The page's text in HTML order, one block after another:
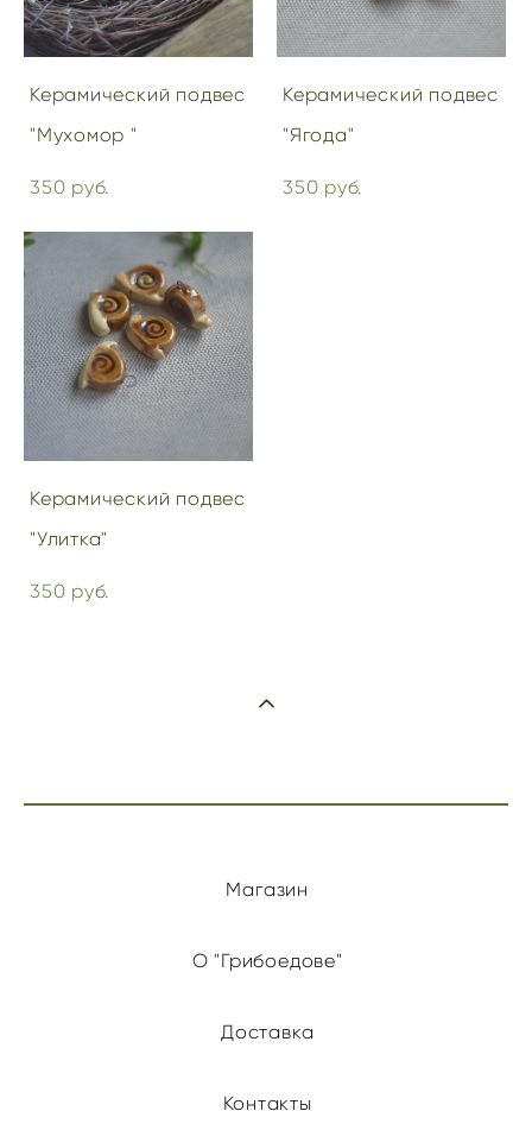
Керамический подвес
"Мухомор "
350 pуб.
Керамический подвес
"Ягода"
350 pуб.
Керамический подвес
"Улитка"
350 pуб.
Магазин
О "Грибоедове"
Доставка
Контакты